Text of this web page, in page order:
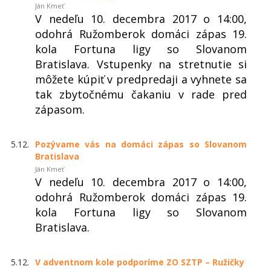
Ján Kmeť
V nedeľu 10. decembra 2017 o 14:00,
odohrá Ružomberok domáci zápas 19.
kola Fortuna ligy so Slovanom
Bratislava. Vstupenky na stretnutie si
môžete kúpiť v predpredaji a vyhnete sa
tak zbytočnému čakaniu v rade pred
zápasom.
5.12.
Pozývame vás na domáci zápas so Slovanom
Bratislava
Ján Kmeť
V nedeľu 10. decembra 2017 o 14:00,
odohrá Ružomberok domáci zápas 19.
kola Fortuna ligy so Slovanom
Bratislava.
5.12. V adventnom kole podporíme ZO SZTP – Ružičky